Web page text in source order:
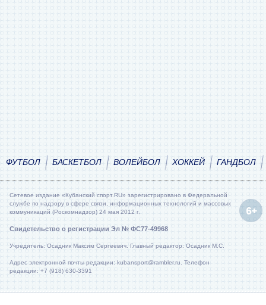
ФУТБОЛ БАСКЕТБОЛ ВОЛЕЙБОЛ ХОККЕЙ ГАНДБОЛ
Сетевое издание «Кубанский спорт.RU» зарегистрировано в Федеральной
службе по надзору в сфере связи, информационных технологий и массовых
коммуникаций (Роскомнадзор) 24 мая 2012 г.
Свидетельство о регистрации Эл № ФС77-49968
Учредитель: Осадник Максим Сергеевич. Главный редактор: Осадник М.С.
Адрес электронной почты редакции: kubansport@rambler.ru. Телефон
редакции: +7 (918) 630-3391